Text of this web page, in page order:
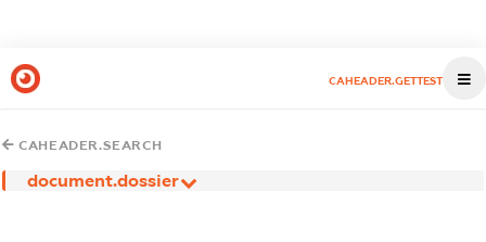
CAHEADER.GETTEST
CAHEADER.SEARCH
document.dossier